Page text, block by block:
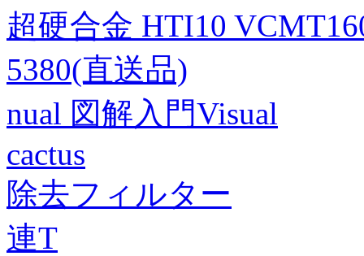
超硬合金 HTI10
5380(直送品)
nual 図解入門Visual
cactus
除去フィルター
連T